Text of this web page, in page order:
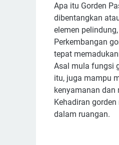
Apa itu Gorden
dibentangkan
elemen
Perkembangan
tepat
Asal mula fungsi
itu, juga mampu
kenyamanan dan
Kehadiran
dalam ruangan.